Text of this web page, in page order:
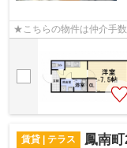
★こちらの物件は仲介手
賃貸 | テラス 鳳南